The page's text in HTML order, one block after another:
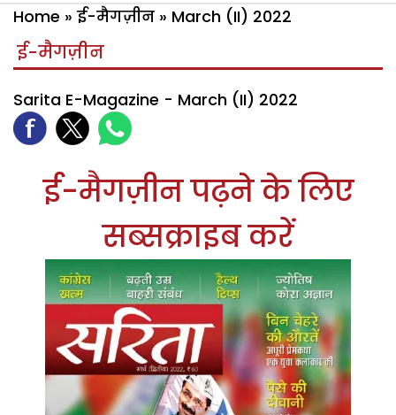
Home » ई-मैगज़ीन » March (II) 2022
ई-मैगज़ीन
Sarita E-Magazine - March (II) 2022
ई-मैगज़ीन पढ़ने के लिए
सब्सक्राइब करें